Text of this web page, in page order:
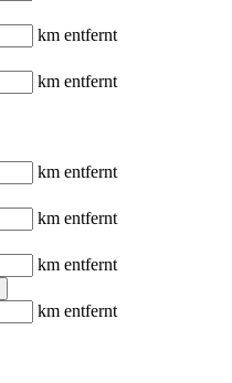
km entfernt
km entfernt
km entfernt
km entfernt
km entfernt
km entfernt